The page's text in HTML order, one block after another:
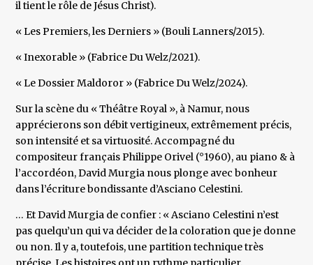
il tient le rôle de Jésus Christ).
« Les Premiers, les Derniers » (Bouli Lanners/2015).
« Inexorable » (Fabrice Du Welz/2021).
« Le Dossier Maldoror » (Fabrice Du Welz/2024).
Sur la scène du « Théâtre Royal », à Namur, nous
apprécierons son débit vertigineux, extrêmement précis,
son intensité et sa virtuosité. Accompagné du
compositeur français Philippe Orivel (°1960), au piano & à
l’accordéon, David Murgia nous plonge avec bonheur
dans l’écriture bondissante d’Asciano Celestini.
… Et David Murgia de confier : « Asciano Celestini n’est
pas quelqu’un qui va décider de la coloration que je donne
ou non. Il y a, toutefois, une partition technique très